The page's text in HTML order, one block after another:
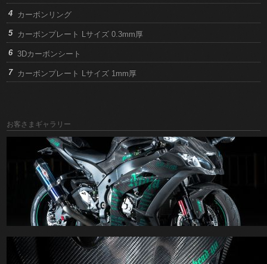
カーボンリング
カーボンプレート Lサイズ 0.3mm厚
3Dカーボンシート
カーボンプレート Lサイズ 1mm厚
お客さまギャラリー